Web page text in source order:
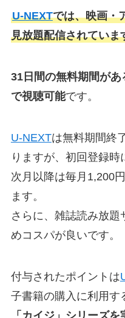
U-NEXTでは、映画・
見放題配信されていま
31日間の無料期間が
で視聴可能です。
U-NEXTは無料期間終
りますが、初回登録時
次月以降は毎月1,200
ます。
さらに、雑誌読み放題
めコスパが良いです。
付与されたポイントは
子書籍の購入に利用す
「カイジ」シリーズを